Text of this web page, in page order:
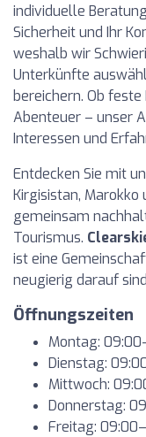
individuelle
Sicherheit und Ihr
weshalb wir
Unterkünfte
bereichern. Ob
Abenteuer – unser
Interessen und
Entdecken Sie mit
Kirgisistan,
gemeinsam
Tourismus.
ist eine
neugierig darauf
Öffnungszeiten
Montag:
Dienstag:
Mittwoch:
Donnerstag:
Freitag: